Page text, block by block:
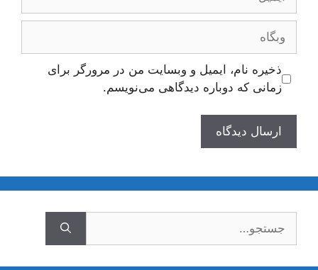
وبگاه
ذخیره نام، ایمیل و وبسایت من در مرورگر برای
زمانی که دوباره دیدگاهی می‌نویسم.